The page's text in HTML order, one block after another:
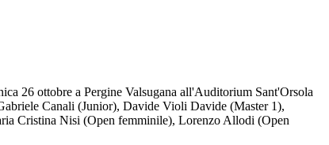
26 ottobre a Pergine Valsugana all'Auditorium Sant'Orsola
Canali (Junior), Davide Violi Davide (Master 1),
Cristina Nisi (Open femminile), Lorenzo Allodi (Open